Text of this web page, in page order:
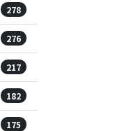
278
276
217
182
175